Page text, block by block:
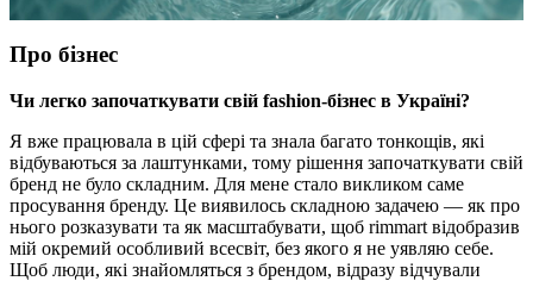
Про бізнес
Чи легко започаткувати свій fashion-бізнес в Україні?
Я вже працювала в цій сфері та знала багато тонкощів, які
відбуваються за лаштунками, тому рішення започаткувати свій
бренд не було складним. Для мене стало викликом саме
просування бренду. Це виявилось складною задачею — як про
нього розказувати та як масштабувати, щоб rimmart відобразив
мій окремий особливий всесвіт, без якого я не уявляю себе.
Щоб люди, які знайомляться з брендом, відразу відчували